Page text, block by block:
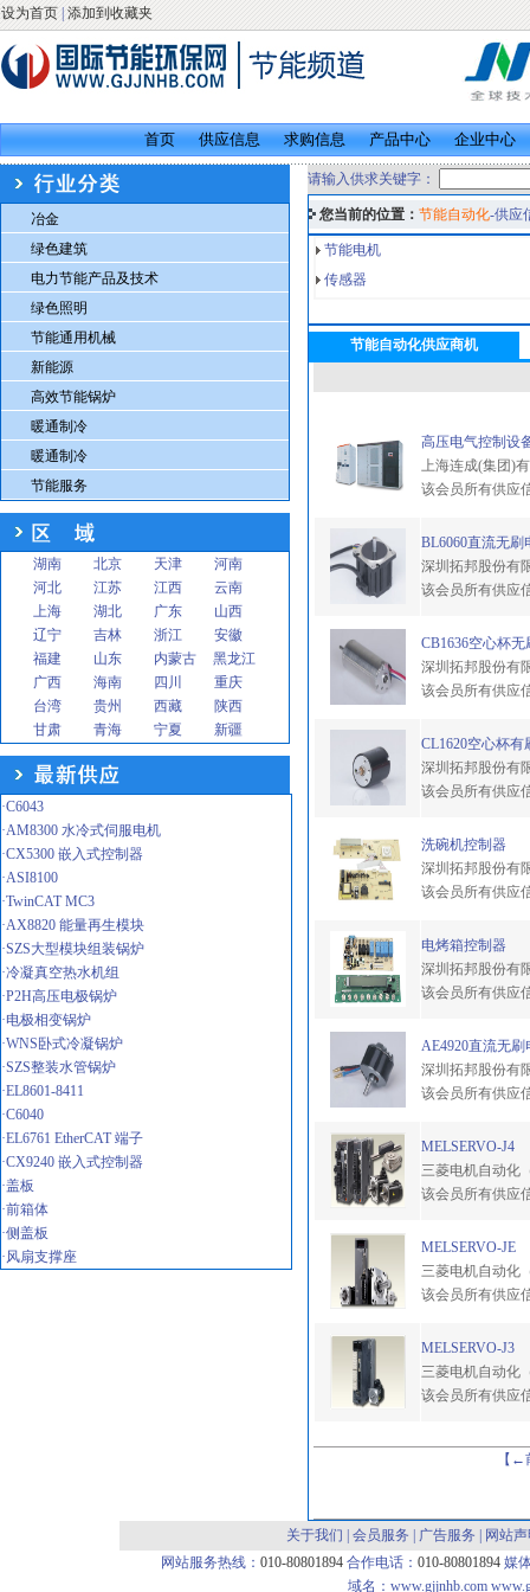
设为首页 添加到收藏夹
首页 供应信息 求购信息 产品中心 企业中心
冶金
绿色建筑
电力节能产品及技术
绿色照明
节能通用机械
新能源
高效节能锅炉
暖通制冷
暖通制冷
节能服务
湖南 北京 天津
河南
河北
江苏 江西
云南
上海
湖北 广东
山西
辽宁
吉林 浙江
安徽
福建
山东 内蒙古
黑龙江
广西
海南 四川
重庆
台湾
贵州 西藏
陕西
甘肃
青海 宁夏 新疆
·C6043
·AM8300 水冷式伺服电机
·CX5300 嵌入式控制器
·ASI8100
·TwinCAT MC3
·AX8820 能量再生模块
·SZS大型模块组装锅炉
·冷凝真空热水机组
·P2H高压电极锅炉
·电极相变锅炉
·WNS卧式冷凝锅炉
·SZS整装水管锅炉
·EL8601-8411
·C6040
·EL6761 EtherCAT 端子
·CX9240 嵌入式控制器
·盖板
·前箱体
·侧盖板
·风扇支撑座
请输入供求关键字：
您当前的位置： 节能自动化-供应
节能电机
传感器
节能自动化供应商机
高压电气控制设
上海连成(集团)
该会员所有供应
BL6060直流无刷
深圳拓邦股份有
该会员所有供应
CB1636空心杯无
深圳拓邦股份有
该会员所有供应
CL1620空心杯有
深圳拓邦股份有
该会员所有供应
洗碗机控制器
深圳拓邦股份有
该会员所有供应
电烤箱控制器
深圳拓邦股份有
该会员所有供应
AE4920直流无
深圳拓邦股份有
该会员所有供应
MELSERVO-J4
三菱电机自动化
该会员所有供应
MELSERVO-JE
三菱电机自动化
该会员所有供应
MELSERVO-J3
三菱电机自动化
该会员所有供应
【←
关于我们 会员服务 广告服务
网站
网站服务热线： 010-80801894 合作电话： 010-80801894 媒
域名： www.gjjnhb.com